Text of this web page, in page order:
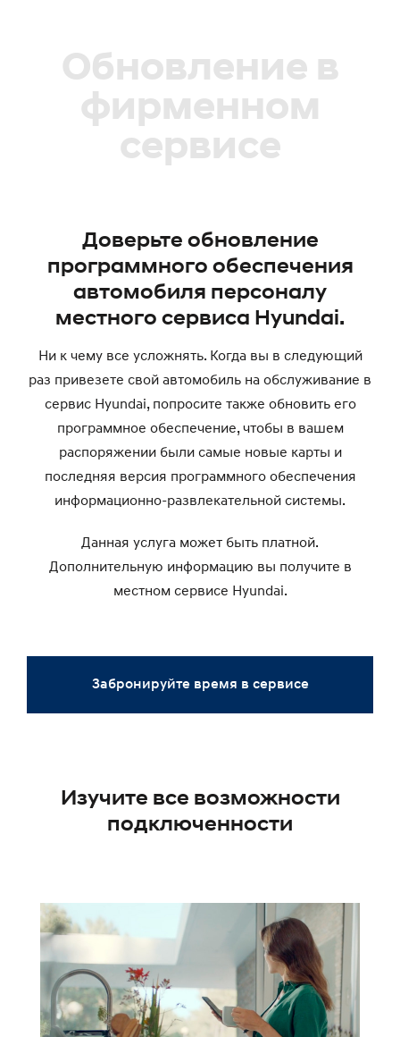
Обновление в
фирменном
сервисе
Доверьте обновление
программного обеспечения
автомобиля персоналу
местного сервиса Hyundai.
Ни к чему все усложнять. Когда вы в следующий
раз привезете свой автомобиль на обслуживание в
сервис Hyundai, попросите также обновить его
программное обеспечение, чтобы в вашем
распоряжении были самые новые карты и
последняя версия программного обеспечения
информационно-развлекательной системы.
Данная услуга может быть платной.
Дополнительную информацию вы получите в
местном сервисе Hyundai.
Забронируйте время в сервисе
Изучите все возможности
подключенности